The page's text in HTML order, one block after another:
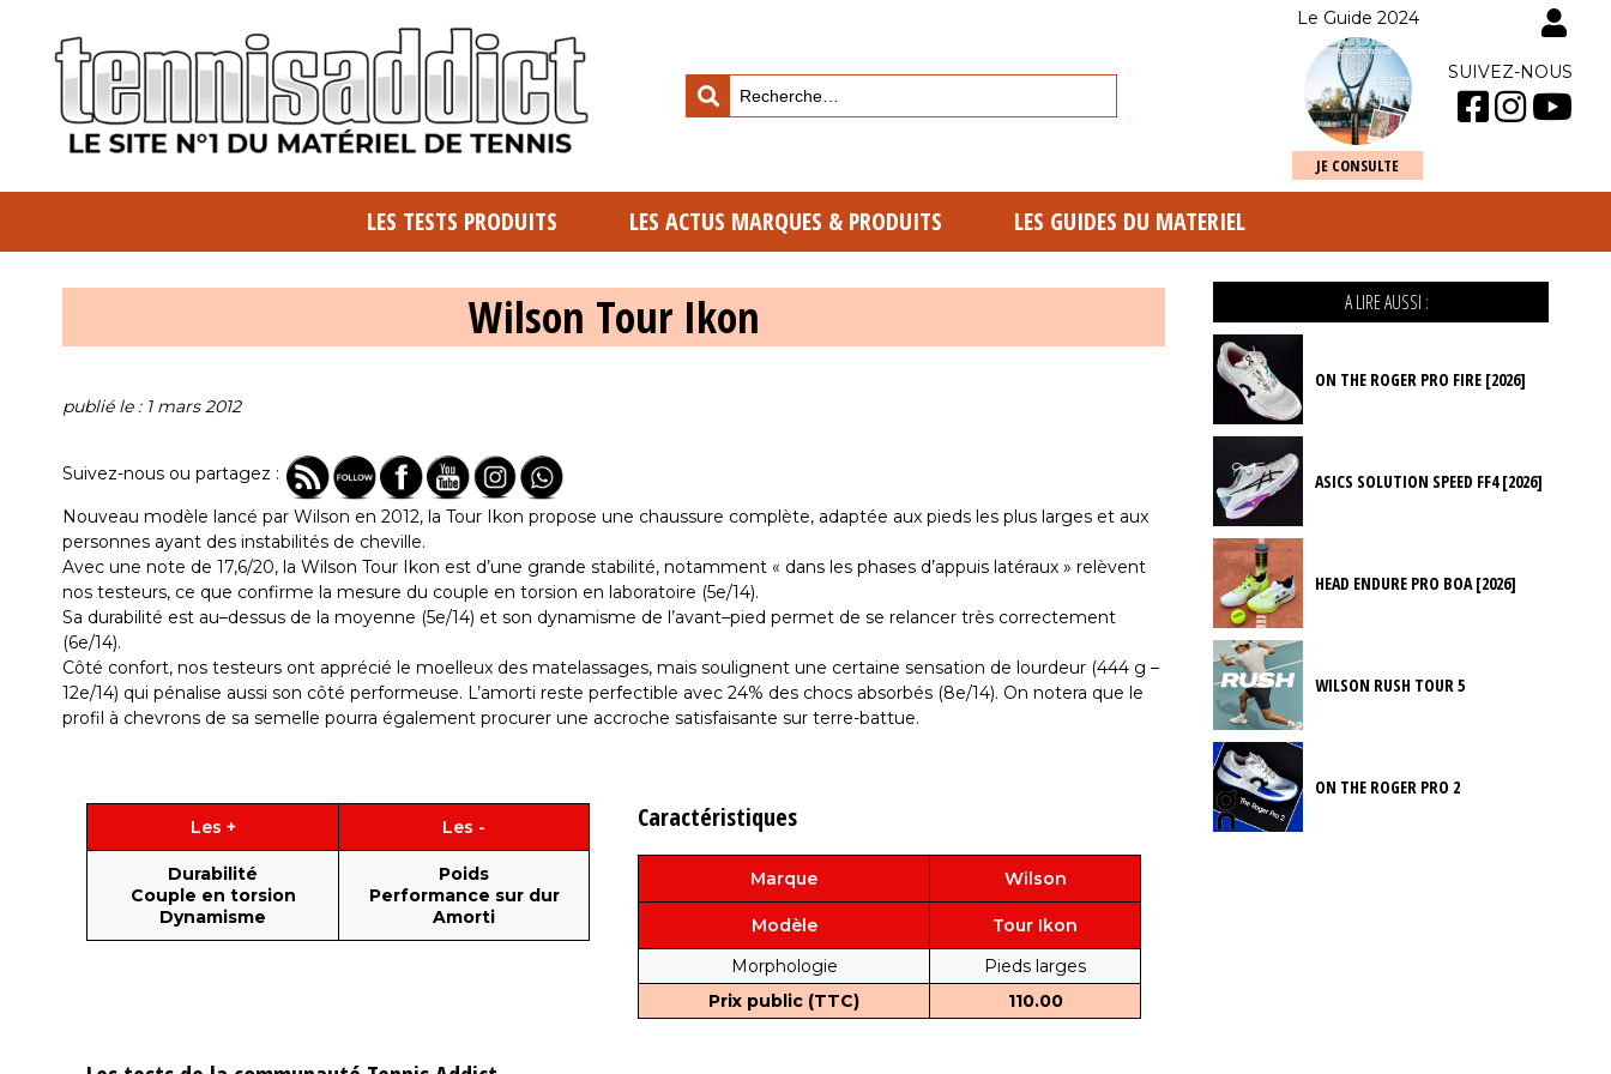
Le Guide 2024
JE CONSULTE
SUIVEZ-NOUS
LES TESTS PRODUITS LES ACTUS MARQUES & PRODUITS LES GUIDES DU MATERIEL
Wilson Tour Ikon
publié le : 1 mars 2012
Suivez-nous ou partagez :
Nouveau modèle lancé par Wilson en 2012, la Tour Ikon propose une chaussure complète, adaptée aux pieds les plus larges et aux
personnes ayant des instabilités de cheville.
Avec une note de 17,6/20, la Wilson Tour Ikon est d’une grande stabilité, notamment « dans les phases d’appuis latéraux » relèvent
nos testeurs, ce que confirme la mesure du couple en torsion en laboratoire (5e/14).
Sa durabilité est au–dessus de la moyenne (5e/14) et son dynamisme de l’avant–pied permet de se relancer très correctement
(6e/14).
Côté confort, nos testeurs ont apprécié le moelleux des matelassages, mais soulignent une certaine sensation de lourdeur (444 g –
12e/14) qui pénalise aussi son côté performeuse. L’amorti reste perfectible avec 24% des chocs absorbés (8e/14). On notera que le
profil à chevrons de sa semelle pourra également procurer une accroche satisfaisante sur terre-battue.
Les + Les -
Durabilité
Couple en torsion
Dynamisme
Poids
Performance sur dur
Amorti
Caractéristiques
Marque Wilson
Modèle
Tour Ikon
Morphologie
Pieds larges
Prix public (TTC)
110.00
A LIRE AUSSI :
ON THE ROGER PRO FIRE [2026]
ASICS SOLUTION SPEED FF4 [2026]
HEAD ENDURE PRO BOA [2026]
WILSON RUSH TOUR 5
ON THE ROGER PRO 2